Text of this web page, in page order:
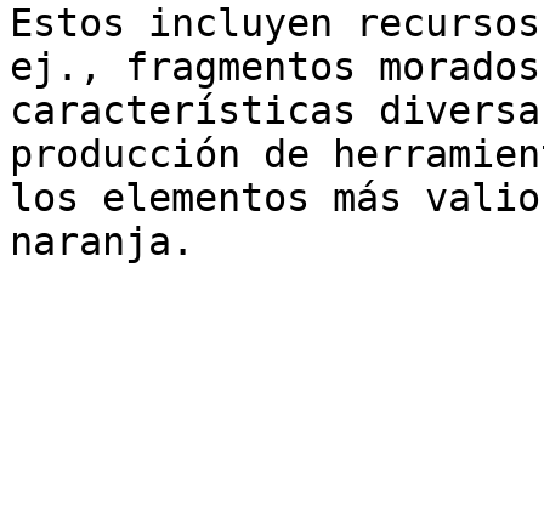
Estos incluyen
ej., fragmentos
características
producción de
los elementos más